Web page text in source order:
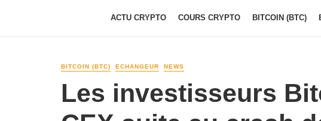
ACTU CRYPTO COURS CRYPTO BITCOIN (BTC)
BITCOIN (BTC) ECHANGEUR NEWS
Les investisseurs